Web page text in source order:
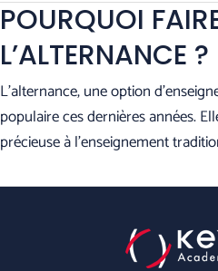
POURQUOI
L’ALTERNANCE ?
L’alternance, une option
populaire ces dernières années.
précieuse à l’enseignement